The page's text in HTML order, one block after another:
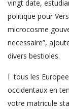
vingt date,
politique pour
microcosme
necessaire”,
divers bestioles.
I tous les
occidentaux en
votre matricule